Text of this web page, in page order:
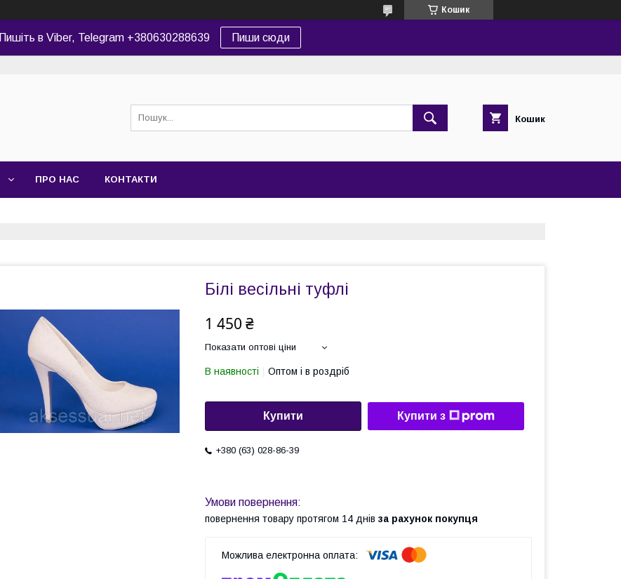
Кошик
Пишіть в Viber, Telegram +380630288639 Пиши сюди
Кошик
ПРО НАС КОНТАКТИ
Білі весільні туфлі
1 450 ₴
Показати оптові ціни
В наявності Оптом і в роздріб
Купити Купити з
+380 (63) 028-86-39
повернення товару протягом 14 днів за рахунок покупця